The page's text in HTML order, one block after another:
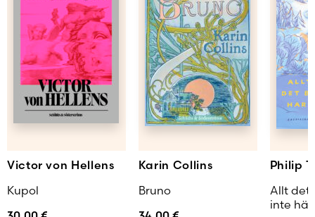
Victor von Hellens
Kupol
Karin Collins
Bruno
Philip
Allt det
inte